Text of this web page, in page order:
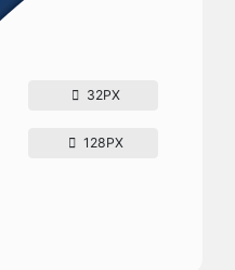
32PX
128PX